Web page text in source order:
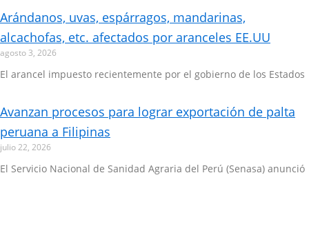
Arándanos, uvas, espárragos, mandarinas,
alcachofas, etc. afectados por aranceles EE.UU
agosto 3, 2026
El arancel impuesto recientemente por el gobierno de los Estados
Avanzan procesos para lograr exportación de palta
peruana a Filipinas
julio 22, 2026
El Servicio Nacional de Sanidad Agraria del Perú (Senasa) anunció